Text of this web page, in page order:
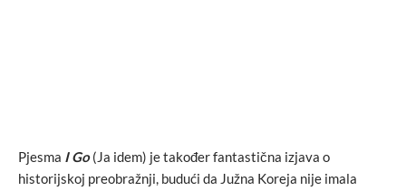
Pjesma I Go(Ja idem) je također fantastična izjava o
historijskoj preobražnji, budući da Južna Koreja nije imala